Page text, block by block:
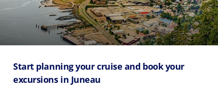
Start planning your cruise and book your
excursions in Juneau